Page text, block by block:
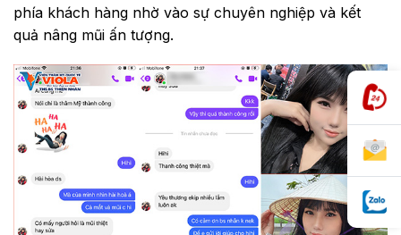
phía khách hàng nhờ vào sự chuyên nghiệp và kết
quả nâng mũi ấn tượng.